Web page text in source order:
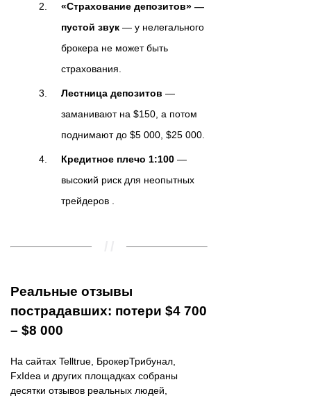
«Страхование депозитов» —
пустой звук — у нелегального
брокера не может быть
страхования.
Лестница депозитов —
заманивают на $150, а потом
поднимают до $5 000, $25 000.
Кредитное плечо 1:100 —
высокий риск для неопытных
трейдеров .
Реальные отзывы
пострадавших: потери $4 700
– $8 000
На сайтах Telltrue, БрокерТрибунал,
FxIdea и других площадках собраны
десятки отзывов реальных людей,